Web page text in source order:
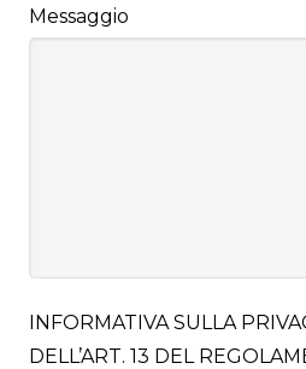
Messaggio
INFORMATIVA SULLA
DELL’ART. 13 DEL